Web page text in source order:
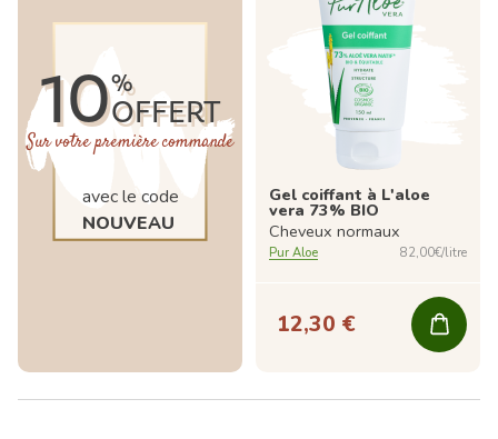
10%
OFFERT
Sur votre première commande
avec le code
NOUVEAU
Gel coiffant à L'aloe
vera 73% BIO
Cheveux normaux
Pur Aloe 82,00€/litre
12,30 €